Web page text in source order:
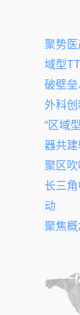
聚势
域型
破壁
外科创
“区域
器共
聚区吹
长三
动
聚焦